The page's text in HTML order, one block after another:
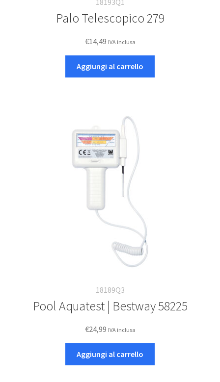
18193Q1
Palo Telescopico 279
€14,49 IVA inclusa
Aggiungi al carrello
18189Q3
Pool Aquatest | Bestway 58225
€24,99 IVA inclusa
Aggiungi al carrello